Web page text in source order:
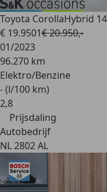
Toyota CorollaHybrid
€ 19.9501€ 20.950,-
01/2023
96.270 km
Elektro/Benzine
- (l/100 km)
2,8
Prijsdaling
Autobedrijf
NL 2802 AL